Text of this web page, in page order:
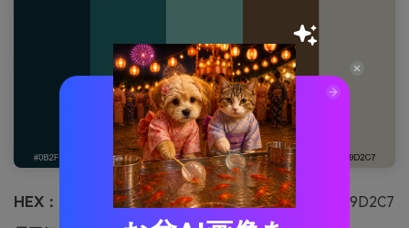
HEX：
#0B2F3A #1F6A6E #77B7B0 #6E5138 #D9D2C7